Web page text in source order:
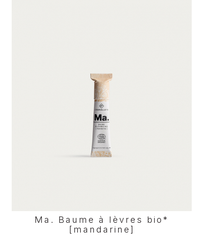
Ma. Baume à lèvres bio*
[mandarine]